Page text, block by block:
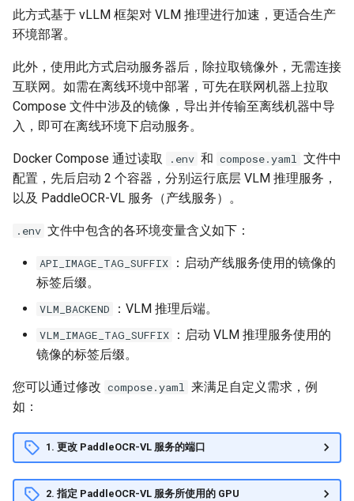
此方式基于 vLLM 框架对 VLM 推理进行加速，更适合生产
环境部署。
此外，使用此方式启动服务器后，除拉取镜像外，无需连接
互联网。如需在离线环境中部署，可先在联网机器上拉取
Compose 文件中涉及的镜像，导出并传输至离线机器中导
入，即可在离线环境下启动服务。
Docker Compose 通过读取 .env 和 compose.yaml 文件中
配置，先后启动 2 个容器，分别运行底层 VLM 推理服务，
以及 PaddleOCR-VL 服务（产线服务）。
.env 文件中包含的各环境变量含义如下：
API_IMAGE_TAG_SUFFIX
：启动产线服务使用的镜像的
标签后缀。
VLM_BACKEND ：VLM 推理后端。
VLM_IMAGE_TAG_SUFFIX
：启动 VLM 推理服务使用的
镜像的标签后缀。
您可以通过修改 compose.yaml 来满足自定义需求，例
如：
1. 更改 PaddleOCR-VL 服务的端口
2. 指定 PaddleOCR-VL 服务所使用的 GPU